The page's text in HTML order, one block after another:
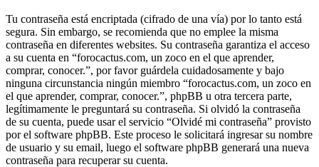
Tu contraseña está encriptada (cifrado de una vía) por lo tanto está
segura. Sin embargo, se recomienda que no emplee la misma
contraseña en diferentes websites. Su contraseña garantiza el acceso
a su cuenta en “forocactus.com, un zoco en el que aprender,
comprar, conocer.”, por favor guárdela cuidadosamente y bajo
ninguna circunstancia ningún miembro “forocactus.com, un zoco en
el que aprender, comprar, conocer.”, phpBB u otra tercera parte,
legítimamente le preguntará su contraseña. Si olvidó la contraseña
de su cuenta, puede usar el servicio “Olvidé mi contraseña” provisto
por el software phpBB. Este proceso le solicitará ingresar su nombre
de usuario y su email, luego el software phpBB generará una nueva
contraseña para recuperar su cuenta.